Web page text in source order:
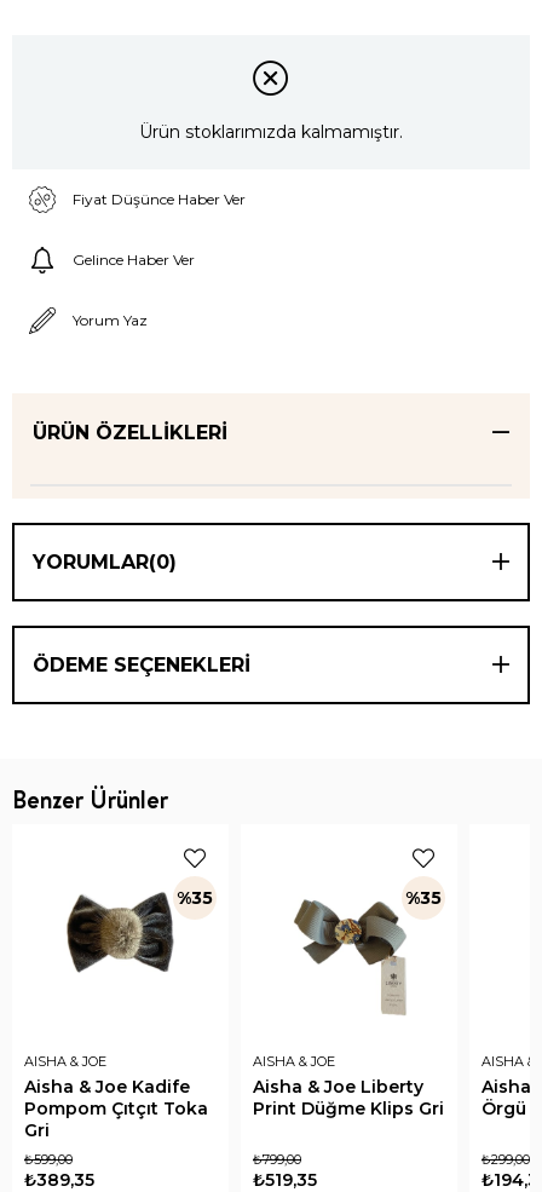
Ürün stoklarımızda kalmamıştır.
Fiyat Düşünce Haber Ver
Gelince Haber Ver
Yorum Yaz
ÜRÜN ÖZELLIKLERI
YORUMLAR(0)
ÖDEME SEÇENEKLERI
Benzer Ürünler
AISHA & JOE
Aisha & Joe Kadife
Pompom Çıtçıt Toka
Gri
₺389,35
₺599,00
%35
AISHA & JOE
Aisha & Joe Liberty
Print Düğme Klips Gri
₺519,35
₺799,00
%35
AISHA &
Aisha
Örgü
₺299,00